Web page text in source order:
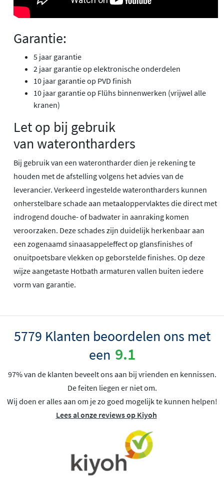
Garantie:
5 jaar garantie
2 jaar garantie op elektronische onderdelen
10 jaar garantie op PVD finish
10 jaar garantie op Flühs binnenwerken (vrijwel alle
kranen)
Let op bij gebruik
van waterontharders
Bij gebruik van een waterontharder dien je rekening te
houden met de afstelling volgens het advies van de
leverancier. Verkeerd ingestelde waterontharders kunnen
onherstelbare schade aan metaaloppervlaktes die direct met
indrogend douche- of badwater in aanraking komen
veroorzaken. Deze schades zijn duidelijk herkenbaar aan
een zogenaamd sinaasappeleffect op glansfinishes of
onuitpoetsbare vlekken op geborstelde finishes. Op deze
wijze aangetaste Hotbath armaturen vallen buiten iedere
vorm van garantie.
5779 Klanten beoordelen ons met
een 9.1
97% van de klanten beveelt ons aan bij vrienden en kennissen.
De feiten liegen er niet om.
Wij doen er alles aan om je zo goed mogelijk te kunnen helpen!
Lees al onze reviews op Kiyoh